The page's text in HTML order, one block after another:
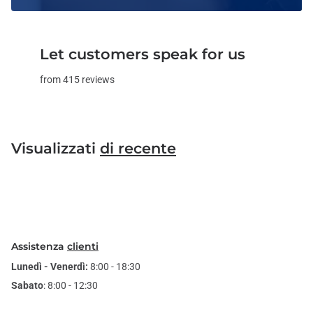
Let customers speak for us
from 415 reviews
Visualizzati di recente
Assistenza clienti
Lunedì - Venerdì: 8:00 - 18:30
Sabato: 8:00 - 12:30